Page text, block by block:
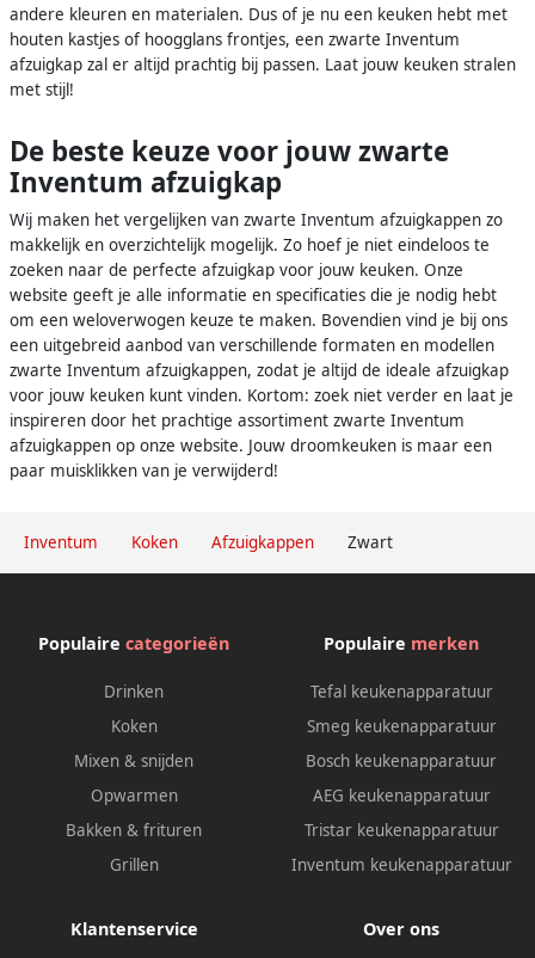
Inventum Koken Afzuigkappen Zwart
andere kleuren en materialen. Dus of je nu een keuken hebt met
houten kastjes of hoogglans frontjes, een zwarte Inventum
afzuigkap zal er altijd prachtig bij passen. Laat jouw keuken stralen
met stijl!
De beste keuze voor jouw zwarte
Inventum afzuigkap
Wij maken het vergelijken van zwarte Inventum afzuigkappen zo
makkelijk en overzichtelijk mogelijk. Zo hoef je niet eindeloos te
zoeken naar de perfecte afzuigkap voor jouw keuken. Onze
website geeft je alle informatie en specificaties die je nodig hebt
om een weloverwogen keuze te maken. Bovendien vind je bij ons
een uitgebreid aanbod van verschillende formaten en modellen
zwarte Inventum afzuigkappen, zodat je altijd de ideale afzuigkap
voor jouw keuken kunt vinden. Kortom: zoek niet verder en laat je
inspireren door het prachtige assortiment zwarte Inventum
afzuigkappen op onze website. Jouw droomkeuken is maar een
paar muisklikken van je verwijderd!
Populaire categorieën
Drinken
Koken
Mixen & snijden
Opwarmen
Bakken & frituren
Grillen
Populaire merken
Tefal keukenapparatuur
Smeg keukenapparatuur
Bosch keukenapparatuur
AEG keukenapparatuur
Tristar keukenapparatuur
Inventum keukenapparatuur
Klantenservice Over ons